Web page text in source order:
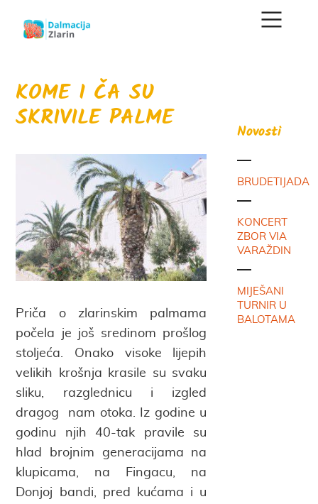
KOME I ČA SU
SKRIVILE PALME
Priča o zlarinskim palmama
počela je još sredinom prošlog
stoljeća. Onako visoke lijepih
velikih krošnja krasile su svaku
sliku, razglednicu i izgled
dragog nam otoka. Iz godine u
godinu njih 40-tak pravile su
hlad brojnim generacijama na
klupicama, na Fingacu, na
Donjoj bandi, pred kućama i u
Novosti
BRUDETIJADA
KONCERT
ZBOR VIA
VARAŽDIN
MIJEŠANI
TURNIR U
BALOTAMA